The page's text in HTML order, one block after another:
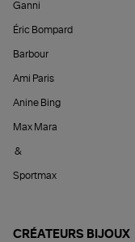
Ganni
Éric Bompard
Barbour
Ami Paris
Anine Bing
Max Mara
&
Sportmax
CRÉATEURS BIJOUX